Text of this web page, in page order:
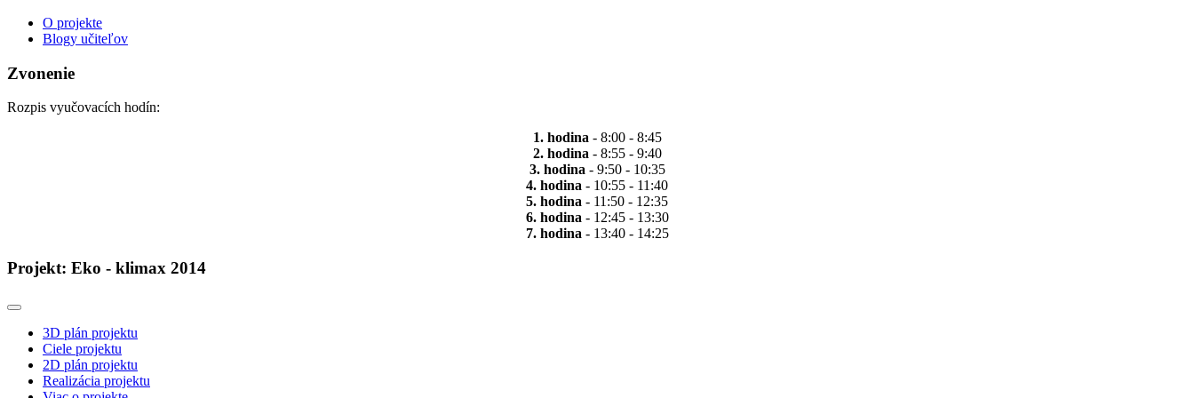
O projekte
Blogy učiteľov
Zvonenie
Rozpis vyučovacích hodín:
1. hodina - 8:00 - 8:45
2. hodina - 8:55 - 9:40
3. hodina - 9:50 - 10:35
4. hodina - 10:55 - 11:40
5. hodina - 11:50 - 12:35
6. hodina - 12:45 - 13:30
7. hodina - 13:40 - 14:25
Projekt: Eko - klimax 2014
3D plán projektu
Ciele projektu
2D plán projektu
Realizácia projektu